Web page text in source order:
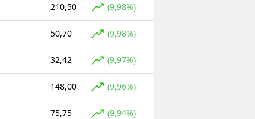
210,50 (9,98%)
50,70 (9,98%)
32,42 (9,97%)
148,00 (9,96%)
75,75 (9,94%)